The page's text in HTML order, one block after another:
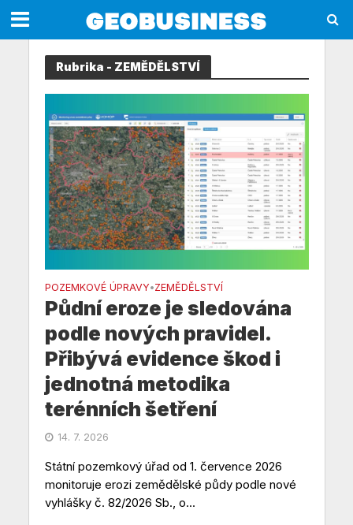
Rubrika - ZEMĚDĚLSTVÍ
POZEMKOVÉ ÚPRAVY•ZEMĚDĚLSTVÍ
Půdní eroze je sledována
podle nových pravidel.
Přibývá evidence škod i
jednotná metodika
terénních šetření
14. 7. 2026
Státní pozemkový úřad od 1. července 2026
monitoruje erozi zemědělské půdy podle nové
vyhlášky č. 82/2026 Sb., o...